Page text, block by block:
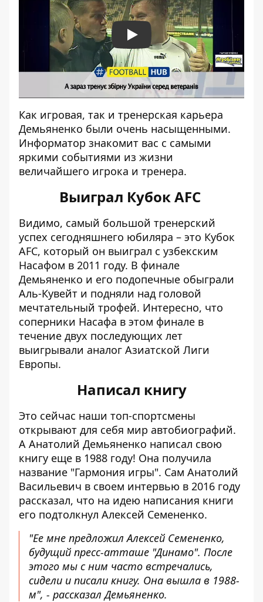
Play
Как игровая, так и тренерская карьера
Демьяненко были очень насыщенными.
Информатор знакомит вас с самыми
яркими событиями из жизни
величайшего игрока и тренера.
Выиграл Кубок AFC
Видимо, самый большой тренерский
успех сегодняшнего юбиляра – это Кубок
AFC, который он выиграл с узбекским
Насафом в 2011 году. В финале
Демьяненко и его подопечные обыграли
Аль-Кувейт и подняли над головой
мечтательный трофей. Интересно, что
соперники Насафа в этом финале в
течение двух последующих лет
выигрывали аналог Азиатской Лиги
Европы.
Написал книгу
Это сейчас наши топ-спортсмены
открывают для себя мир автобиографий.
А Анатолий Демьяненко написал свою
книгу еще в 1988 году! Она получила
название "Гармония игры". Сам Анатолий
Васильевич в своем интервью в 2016 году
рассказал, что на идею написания книги
его подтолкнул Алексей Семененко.
"Ее мне предложил Алексей Семененко,
будущий пресс-атташе "Динамо". После
этого мы с ним часто встречались,
сидели и писали книгу. Она вышла в 1988-
м", - рассказал Демьяненко.